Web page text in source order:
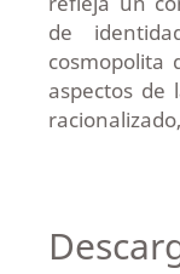
de
cosmopolita
aspectos de